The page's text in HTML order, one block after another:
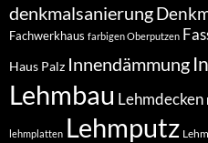
denkmalsanierung
Fachwerkhaus farbigen Oberputzen
Haus Palz Innendämmung
Lehmbau Lehmdecken
lehmplatten Lehmputz